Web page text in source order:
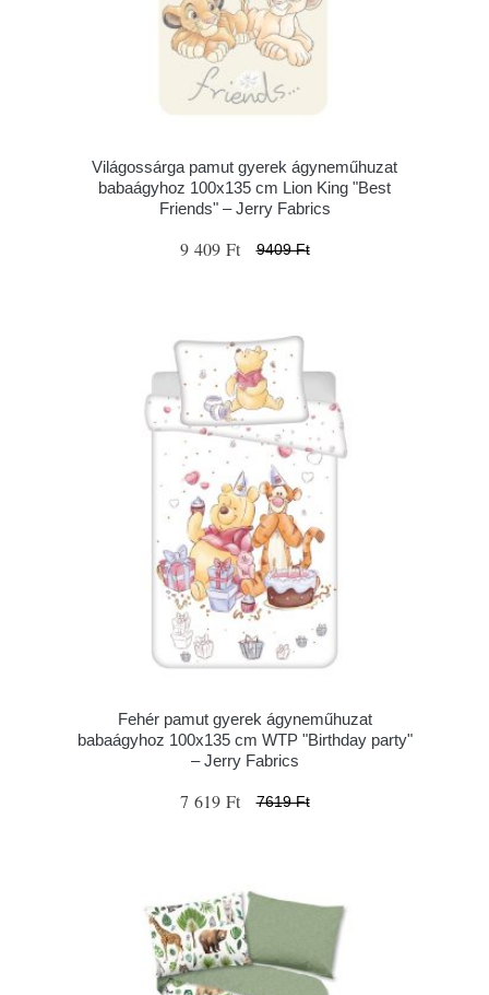
Világossárga pamut gyerek ágyneműhuzat
babaágyhoz 100x135 cm Lion King "Best
Friends" – Jerry Fabrics
9 409 Ft 9409 Ft
Fehér pamut gyerek ágyneműhuzat
babaágyhoz 100x135 cm WTP "Birthday party"
– Jerry Fabrics
7 619 Ft 7619 Ft